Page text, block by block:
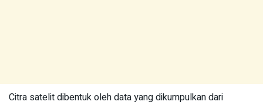
Citra satelit dibentuk oleh data yang dikumpulkan dari